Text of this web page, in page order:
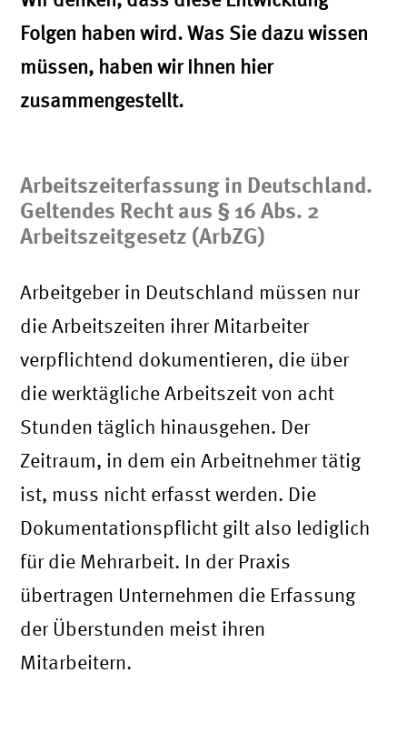
Folgen haben wird. Was Sie dazu wissen
müssen, haben wir Ihnen hier
zusammengestellt.
Arbeitszeiterfassung in Deutschland.
Geltendes Recht aus § 16 Abs. 2
Arbeitszeitgesetz (ArbZG)
Arbeitgeber in Deutschland müssen nur
die Arbeitszeiten ihrer Mitarbeiter
verpflichtend dokumentieren, die über
die werktägliche Arbeitszeit von acht
Stunden täglich hinausgehen. Der
Zeitraum, in dem ein Arbeitnehmer tätig
ist, muss nicht erfasst werden. Die
Dokumentationspflicht gilt also lediglich
für die Mehrarbeit. In der Praxis
übertragen Unternehmen die Erfassung
der Überstunden meist ihren
Mitarbeitern.